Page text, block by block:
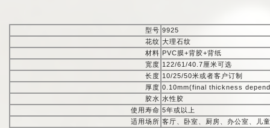
型号 9925
花纹 大理石纹
材料 PVC膜+背胶+背纸
宽度 122/61/40.7厘米可选
长度 10/25/50米或者客户订制
厚度 0.10mm(final thickness
胶水 水性胶
使用寿命 5年或以上
适用场所 客厅、卧室、厨房、办公室、儿